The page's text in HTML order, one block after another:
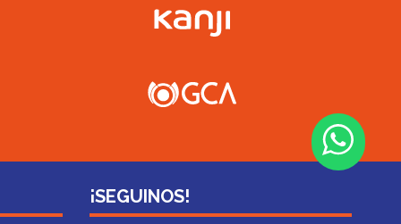
¡SEGUINOS!